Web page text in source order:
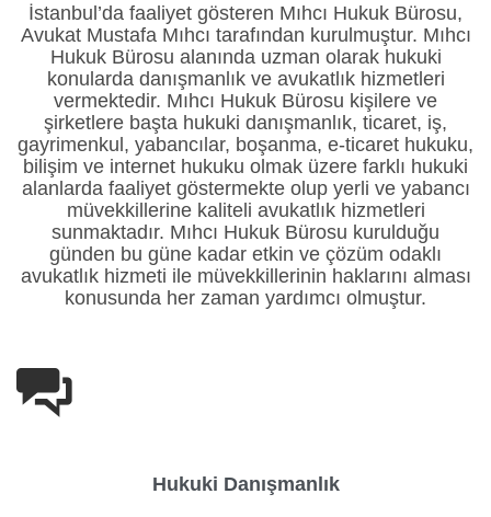
İstanbul’da faaliyet gösteren Mıhcı Hukuk Bürosu,
Avukat Mustafa Mıhcı tarafından kurulmuştur. Mıhcı
Hukuk Bürosu alanında uzman olarak hukuki
konularda danışmanlık ve avukatlık hizmetleri
vermektedir. Mıhcı Hukuk Bürosu kişilere ve
şirketlere başta hukuki danışmanlık, ticaret, iş,
gayrimenkul, yabancılar, boşanma, e-ticaret hukuku,
bilişim ve internet hukuku olmak üzere farklı hukuki
alanlarda faaliyet göstermekte olup yerli ve yabancı
müvekkillerine kaliteli avukatlık hizmetleri
sunmaktadır. Mıhcı Hukuk Bürosu kurulduğu
günden bu güne kadar etkin ve çözüm odaklı
avukatlık hizmeti ile müvekkillerinin haklarını alması
konusunda her zaman yardımcı olmuştur.

Hukuki Danışmanlık